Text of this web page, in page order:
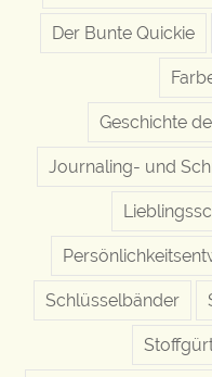
Der Bunte Quickie
Geschichte
Journaling- und
Schlüsselbänder